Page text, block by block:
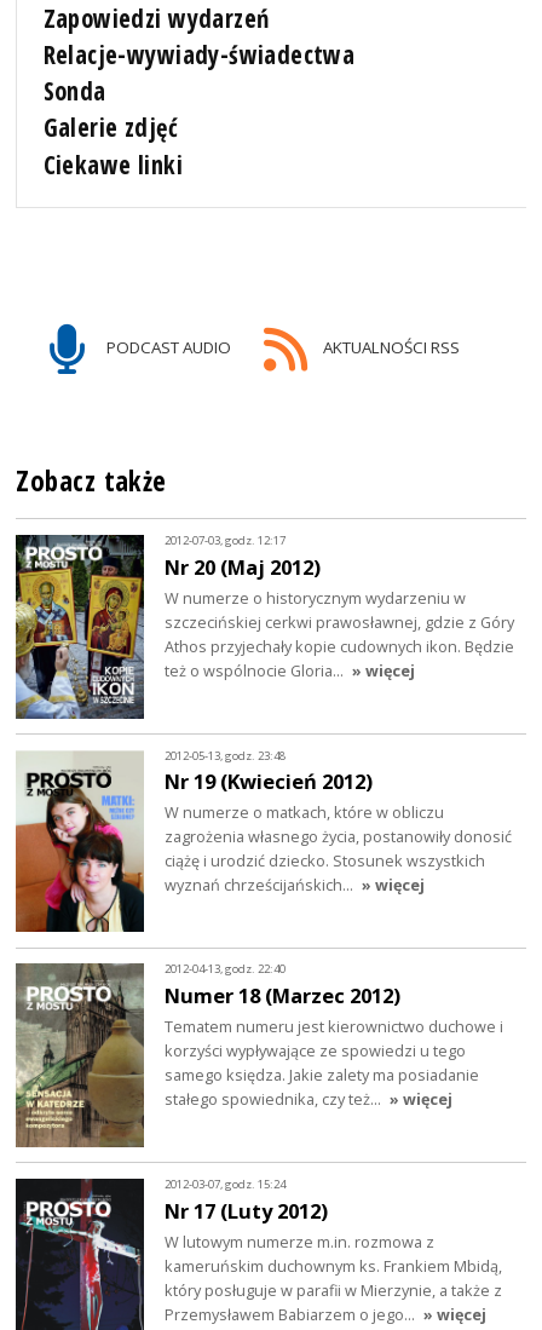
Zapowiedzi wydarzeń
Relacje-wywiady-świadectwa
Sonda
Galerie zdjęć
Ciekawe linki
PODCAST AUDIO AKTUALNOŚCI RSS
Zobacz także
2012-07-03, godz. 12:17
Nr 20 (Maj 2012)
W numerze o historycznym wydarzeniu w
szczecińskiej cerkwi prawosławnej, gdzie z Góry
Athos przyjechały kopie cudownych ikon. Będzie
też o wspólnocie Gloria… » więcej
2012-05-13, godz. 23:48
Nr 19 (Kwiecień 2012)
W numerze o matkach, które w obliczu
zagrożenia własnego życia, postanowiły donosić
ciążę i urodzić dziecko. Stosunek wszystkich
wyznań chrześcijańskich… » więcej
2012-04-13, godz. 22:40
Numer 18 (Marzec 2012)
Tematem numeru jest kierownictwo duchowe i
korzyści wypływające ze spowiedzi u tego
samego księdza. Jakie zalety ma posiadanie
stałego spowiednika, czy też… » więcej
2012-03-07, godz. 15:24
Nr 17 (Luty 2012)
W lutowym numerze m.in. rozmowa z
kameruńskim duchownym ks. Frankiem Mbidą,
który posługuje w parafii w Mierzynie, a także z
Przemysławem Babiarzem o jego… » więcej